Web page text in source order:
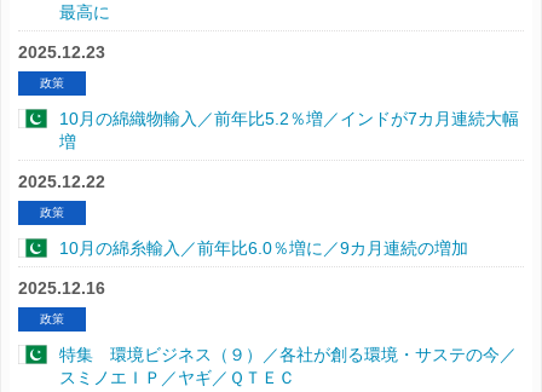
最高に
2025.12.23
政策
10月の綿織物輸入／前年比5.2％増／インドが7カ月連続大幅
増
2025.12.22
政策
10月の綿糸輸入／前年比6.0％増に／9カ月連続の増加
2025.12.16
政策
特集 環境ビジネス（９）／各社が創る環境・サステの今／
スミノエＩＰ／ヤギ／ＱＴＥＣ